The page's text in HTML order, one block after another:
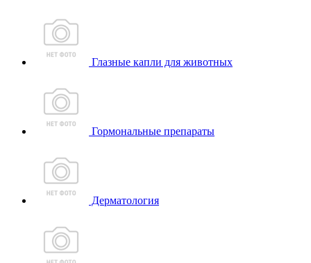
Глазные капли для животных
Гормональные препараты
Дерматология